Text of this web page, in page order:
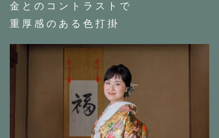
金とのコントラストで
重厚感のある色打掛